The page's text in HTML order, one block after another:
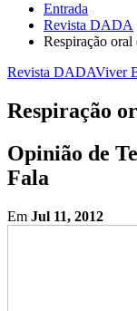
Entrada
Revista DADA
Respiração
Revista DADAViver
Respiração
Opinião de
Fala
Em Jul 11, 2012